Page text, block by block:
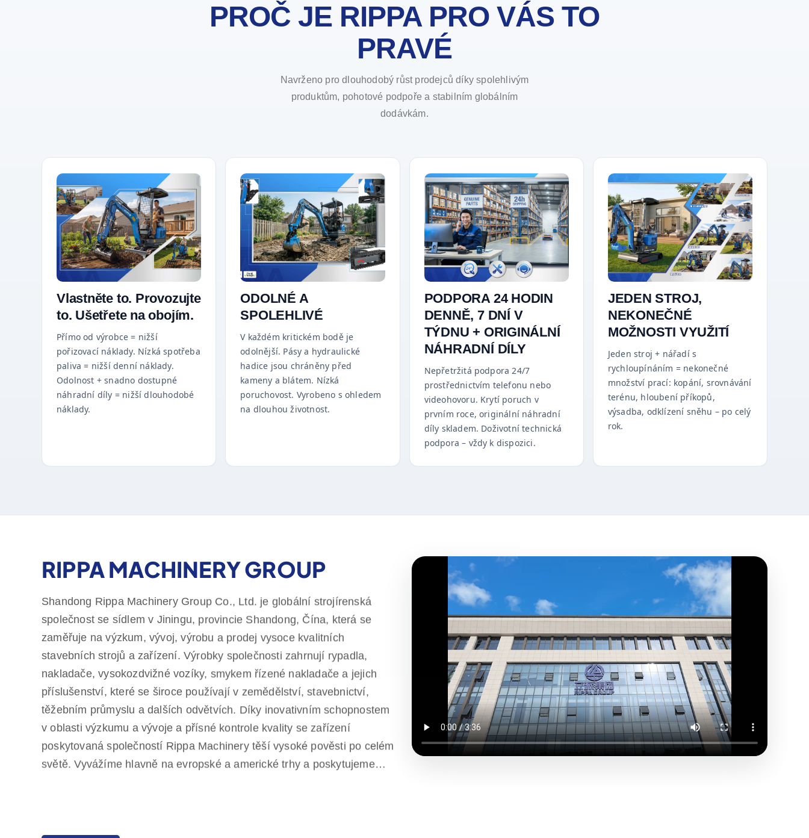
PROČ JE RIPPA PRO VÁS TO
PRAVÉ
Navrženo pro dlouhodobý růst prodejců díky spolehlivým
produktům, pohotové podpoře a stabilním globálním
dodávkám.
Vlastněte to. Provozujte
to. Ušetřete na obojím.
Přímo od výrobce = nižší
pořizovací náklady. Nízká spotřeba
paliva = nižší denní náklady.
Odolnost + snadno dostupné
náhradní díly = nižší dlouhodobé
náklady.
ODOLNÉ A
SPOLEHLIVÉ
V každém kritickém bodě je
odolnější. Pásy a hydraulické
hadice jsou chráněny před
kameny a blátem. Nízká
poruchovost. Vyrobeno s ohledem
na dlouhou životnost.
PODPORA 24 HODIN
DENNĚ, 7 DNÍ V
TÝDNU + ORIGINÁLNÍ
NÁHRADNÍ DÍLY
Nepřetržitá podpora 24/7
prostřednictvím telefonu nebo
videohovoru. Krytí poruch v
prvním roce, originální náhradní
díly skladem. Doživotní technická
podpora – vždy k dispozici.
JEDEN STROJ,
NEKONEČNÉ
MOŽNOSTI VYUŽITÍ
Jeden stroj + nářadí s
rychloupínáním = nekonečné
množství prací: kopání, srovnávání
terénu, hloubení příkopů,
výsadba, odklízení sněhu – po celý
rok.
RIPPA MACHINERY GROUP
Shandong Rippa Machinery Group Co., Ltd. je globální strojírenská
společnost se sídlem v Jiningu, provincie Shandong, Čína, která se
zaměřuje na výzkum, vývoj, výrobu a prodej vysoce kvalitních
stavebních strojů a zařízení. Výrobky společnosti zahrnují rypadla,
nakladače, vysokozdvižné vozíky, smykem řízené nakladače a jejich
příslušenství, které se široce používají v zemědělství, stavebnictví,
těžebním průmyslu a dalších odvětvích. Díky inovativním schopnostem
v oblasti výzkumu a vývoje a přísné kontrole kvality se zařízení
poskytovaná společností Rippa Machinery těší vysoké pověsti po celém
světě. Vyvážíme hlavně na evropské a americké trhy a poskytujeme